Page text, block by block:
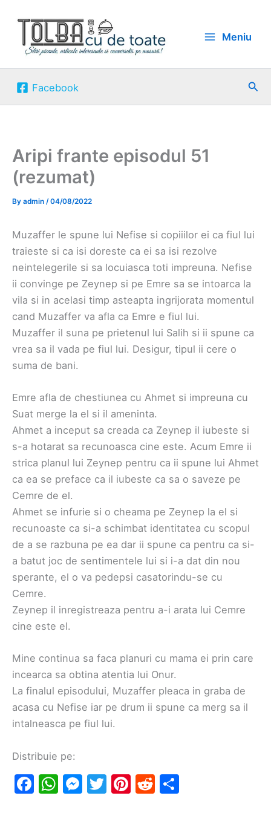
content
Meniu
Facebook
Aripi frante episodul 51
(rezumat)
By admin /04/08/2022
Muzaffer le spune lui Nefise si copiiilor ei ca fiul lui
traieste si ca isi doreste ca ei sa isi rezolve
neintelegerile si sa locuiasca toti impreuna. Nefise
ii convinge pe Zeynep si pe Emre sa se intoarca la
vila si in acelasi timp asteapta ingrijorata momentul
cand Muzaffer va afla ca Emre e fiul lui.
Muzaffer il suna pe prietenul lui Salih si ii spune ca
vrea sa il vada pe fiul lui. Desigur, tipul ii cere o
suma de bani.
Emre afla de chestiunea cu Ahmet si impreuna cu
Suat merge la el si il ameninta.
Ahmet a inceput sa creada ca Zeynep il iubeste si
s-a hotarat sa recunoasca cine este. Acum Emre ii
strica planul lui Zeynep pentru ca ii spune lui Ahmet
ca ea se preface ca il iubeste ca sa o saveze pe
Cemre de el.
Ahmet se infurie si o cheama pe Zeynep la el si
recunoaste ca si-a schimbat identitatea cu scopul
de a se razbuna pe ea dar ii spune ca pentru ca si-
a batut joc de sentimentele lui si i-a dat din nou
sperante, el o va pedepsi casatorindu-se cu
Cemre.
Zeynep il inregistreaza pentru a-i arata lui Cemre
cine este el.
Mine continua sa faca planuri cu mama ei prin care
incearca sa obtina atentia lui Onur.
La finalul episodului, Muzaffer pleaca in graba de
acasa cu Nefise iar pe drum ii spune ca merg sa il
intalneasca pe fiul lui.
Distribuie pe:
F
W M T
Pi R